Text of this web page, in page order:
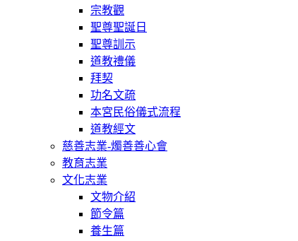
宗教觀
聖尊聖誕日
聖尊訓示
道教禮儀
拜契
功名文疏
本宮民俗儀式流程
道教經文
慈善志業-燭善善心會
教育志業
文化志業
文物介紹
節令篇
養生篇